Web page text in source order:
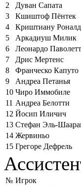
2
Дуван Сапата
3
Кшиштоф Пёнтек
4
Криштиану
5
Аркадиуш Милик
6
Леонардо
7
Дрис Мертенс
8
Франческо Капуто
9
Андреа Петанья
10 Чиро Иммобиле
11 Андреа Белотти
12 Йосип Иличич
13 Стефан Эль-
14 Жервиньо
15 Грегоре Дефрель
№ Игрок